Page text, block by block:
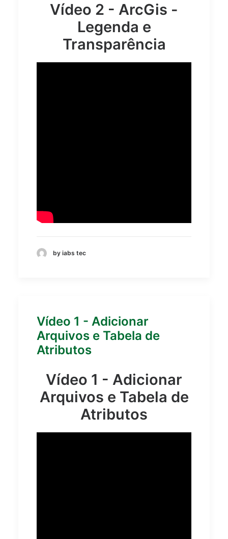
Vídeo 2 - ArcGis -
Legenda e
Transparência
by iabs tec
Vídeo 1 - Adicionar
Arquivos e Tabela de
Atributos
Vídeo 1 - Adicionar
Arquivos e Tabela de
Atributos